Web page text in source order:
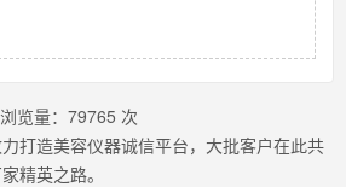
浏览量： 79765 次
打造美容仪器诚信平台，大批客户在此共
精英之路。